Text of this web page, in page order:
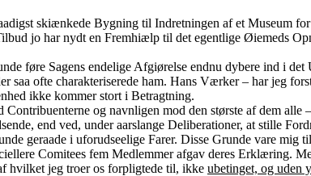
skiænkede Bygning til Indretningen af et Museum
jo har nydt en Fremhiælp til det egentlige Øiemeds
føre Sagens endelige Afgiørelse endnu dybere ind i
saa ofte charakteriserede ham. Hans Værker – har jeg
ikke kommer stort i Betragtning.
og navnligen mod den største af dem alle
end ved, under aarslange Deliberationer, at stille
geraade i uforudseelige Farer. Disse Grunde vare
Comitees fem Medlemmer afgav deres Erklæring.
hvilket jeg troer os forpligtede til, ikke ubetinget, og uden